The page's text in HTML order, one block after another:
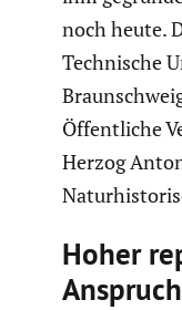
noch heute.
Techni­sche
Öffent­liche
Herzog
Hoher
Anspruch